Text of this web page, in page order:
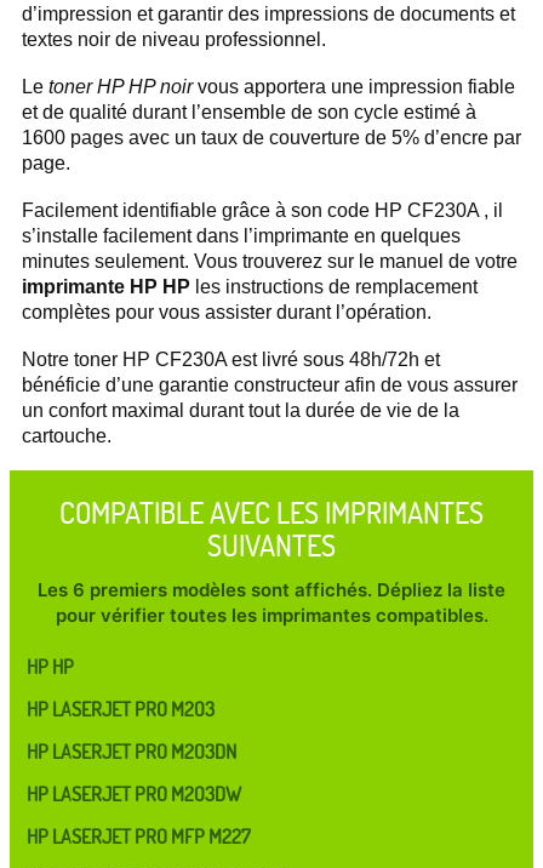
d’impression et garantir des impressions de documents et
textes noir de niveau professionnel.
Le toner HP HP noirvous apportera une impression fiable
et de qualité durant l’ensemble de son cycle estimé à
1600 pages avec un taux de couverture de 5% d’encre par
page.
Facilement identifiable grâce à son code HP CF230A , il
s’installe facilement dans l’imprimante en quelques
minutes seulement. Vous trouverez sur le manuel de votre
imprimante HP HP les instructions de remplacement
complètes pour vous assister durant l’opération.
Notre toner HP CF230A est livré sous 48h/72h et
bénéficie d’une garantie constructeur afin de vous assurer
un confort maximal durant tout la durée de vie de la
cartouche.
COMPATIBLE AVEC LES IMPRIMANTES
SUIVANTES
Les 6 premiers modèles sont affichés. Dépliez la liste
pour vérifier toutes les imprimantes compatibles.
HP HP
HP LASERJET PRO M203
HP LASERJET PRO M203DN
HP LASERJET PRO M203DW
HP LASERJET PRO MFP M227